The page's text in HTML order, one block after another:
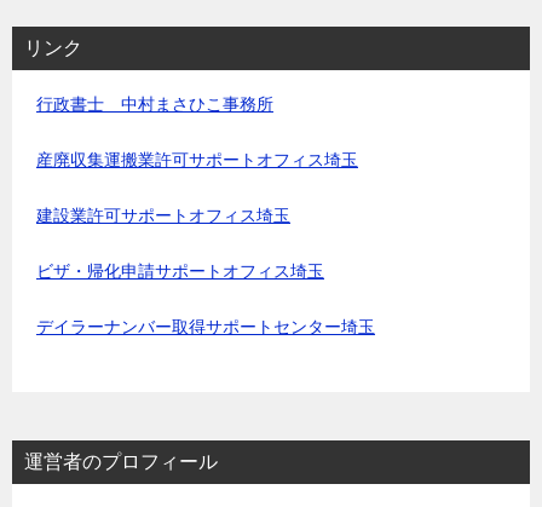
リンク
行政書士 中村まさひこ事務所
産廃収集運搬業許可サポートオフィス埼玉
建設業許可サポートオフィス埼玉
ビザ・帰化申請サポートオフィス埼玉
デイラーナンバー取得サポートセンター埼玉
運営者のプロフィール